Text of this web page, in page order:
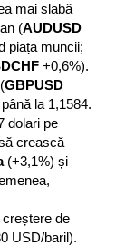
mai slabă
(AUDUSD
piața muncii;
+0,6%).
GBPUSD
la 1,1584.
dolari pe
crească
de
USD/baril).